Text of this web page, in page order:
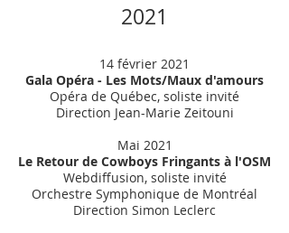
2021
14 février 2021
Gala Opéra - Les Mots/Maux d'amours
Opéra de Québec, soliste invité
Direction Jean-Marie Zeitouni
Mai 2021
Le Retour de Cowboys Fringants à l'OSM
Webdiffusion, soliste invité
Orchestre Symphonique de Montréal
Direction Simon Leclerc